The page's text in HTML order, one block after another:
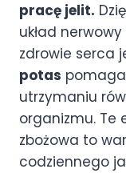
pracę jelit.
układ
zdrowie serca
potas
utrzymaniu
organizmu. Te
zbożowa to
codziennego